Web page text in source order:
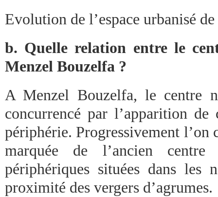
Evolution de l’espace urbanisé
b. Quelle relation entre le
Menzel Bouzelfa ?
A Menzel Bouzelfa, le centre
concurrencé par l’apparition de
périphérie. Progressivement l’on
marquée de l’ancien
périphériques situées dans les
proximité des vergers d’agrumes.